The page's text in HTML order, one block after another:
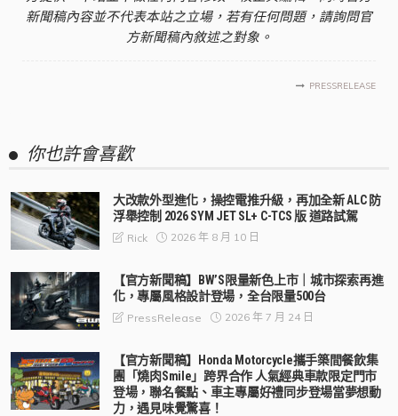
新聞稿內容並不代表本站之立場，若有任何問題，請詢問官
方新聞稿內敘述之對象。
PRESSRELEASE
你也許會喜歡
大改款外型進化，操控電推升級，再加全新 ALC 防
浮舉控制 2026 SYM JET SL+ C-TCS 版 道路試駕
Rick 2026 年 8 月 10 日
【官方新聞稿】BW’S限量新色上市｜城市探索再進
化，專屬風格設計登場，全台限量500台
PressRelease 2026 年 7 月 24 日
【官方新聞稿】Honda Motorcycle攜手築間餐飲集
團「燒肉Smile」跨界合作 人氣經典車款限定門市
登場，聯名餐點、車主專屬好禮同步登場當夢想動
力，遇見味覺驚喜！